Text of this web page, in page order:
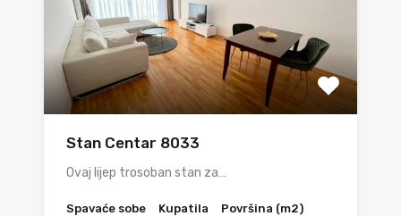
Stan Centar 8033
Ovaj lijep trosoban stan za…
Spavaće sobe Kupatila Površina (m2)